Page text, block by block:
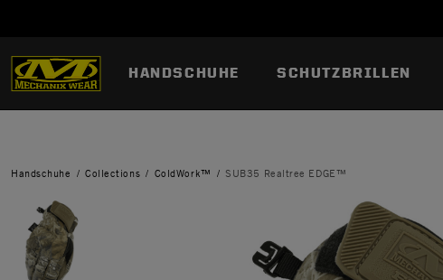
HANDSCHUHE SCHUTZBRILLEN
Handschuhe Collections ColdWork™ SUB35 Realtree EDGE™